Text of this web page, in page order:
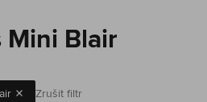
Mini Blair
Zrušit filtr